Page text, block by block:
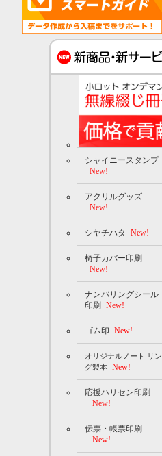
シャイニースタンプ
New!
アクリルグッズ
New!
シヤチハタ New!
椅子カバー印刷
New!
ナンバリングシール
印刷 New!
ゴム印 New!
オリジナルノート リン
グ製本 New!
応援ハリセン印刷
New!
伝票・帳票印刷
New!